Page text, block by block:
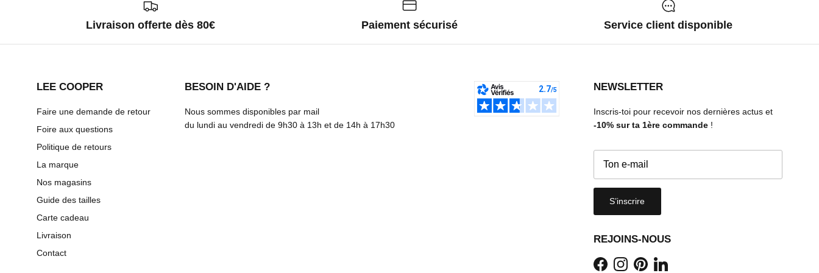
Livraison offerte dès 80€ Paiement sécurisé Service client disponible
LEE COOPER
Faire une demande de retour
Foire aux questions
Politique de retours
La marque
Nos magasins
Guide des tailles
Carte cadeau
Livraison
Contact
BESOIN D'AIDE ?
Nous sommes disponibles par mail
du lundi au vendredi de 9h30 à 13h et de 14h à 17h30
NEWSLETTER
Inscris-toi pour recevoir nos dernières actus et
-10% sur ta 1ère commande!
S’inscrire
REJOINS-NOUS
FacebookInstagram
PinterestLinkedIn